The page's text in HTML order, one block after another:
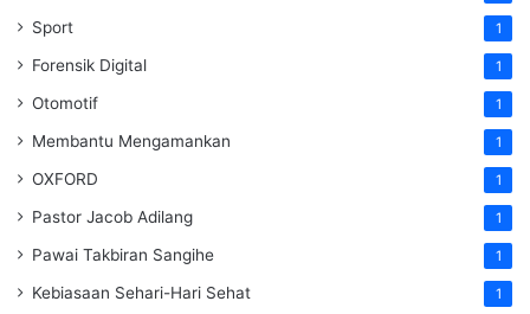
Sport 1
Forensik Digital 1
Otomotif 1
Membantu Mengamankan 1
OXFORD 1
Pastor Jacob Adilang 1
Pawai Takbiran Sangihe 1
Kebiasaan Sehari-Hari Sehat 1